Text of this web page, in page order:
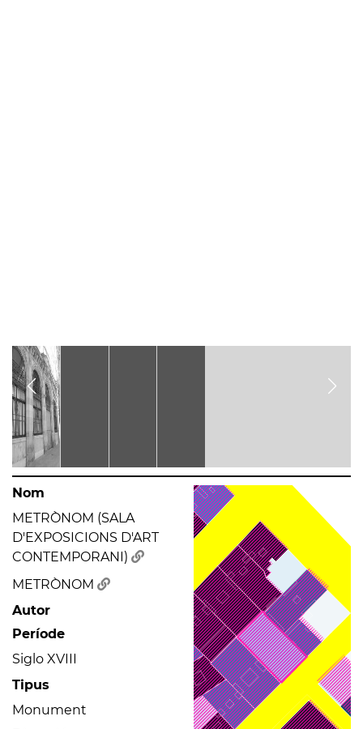
Nom
METRÒNOM (SALA
D'EXPOSICIONS D'ART
CONTEMPORANI)
METRÒNOM
Autor
Període
Siglo XVIII
Tipus
Monument